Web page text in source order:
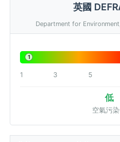
英國
Department for
1
1 3 5
低
空氣污